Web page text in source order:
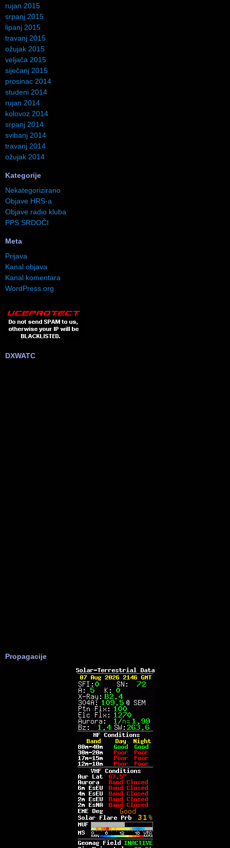
rujan 2015
srpanj 2015
lipanj 2015
travanj 2015
ožujak 2015
veljača 2015
siječanj 2015
prosinac 2014
studeni 2014
rujan 2014
kolovoz 2014
srpanj 2014
svibanj 2014
travanj 2014
ožujak 2014
Kategorije
Nekategorizirano
Objave HRS-a
Objave radio kluba
PPS SRDOČI
Meta
Prijava
Kanal objava
Kanal komentara
WordPress.org
DXWATC
Propagacije